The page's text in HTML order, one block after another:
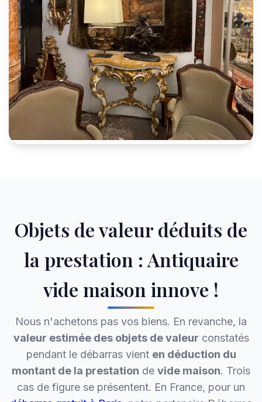
Objets de valeur déduits de
la prestation : Antiquaire
vide maison innove !
Nous n'achetons pas vos biens. En revanche, la
valeur estimée des objets de valeur constatés
pendant le débarras vient en déduction du
montant de la prestation de vide maison. Trois
cas de figure se présentent. En France, pour un